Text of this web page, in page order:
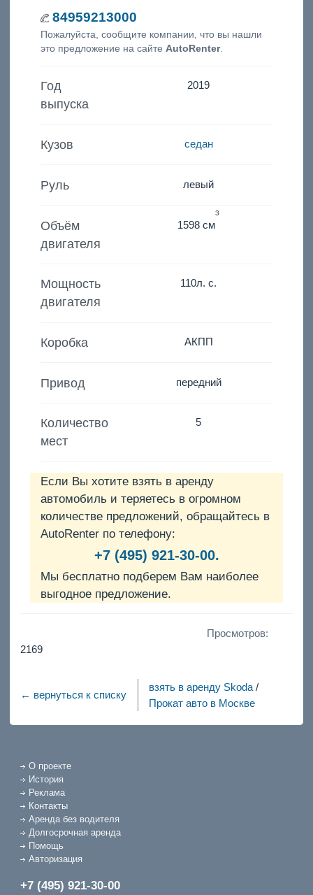
84959213000
Пожалуйста, сообщите компании, что вы нашли
это предложение на сайте AutoRenter.
Год
выпуска
2019
Кузов седан
Руль левый
Объём
двигателя
1598 см
3
Мощность
двигателя
110л. с.
Коробка АКПП
Привод передний
Количество
мест
5
Если Вы хотите взять в аренду
автомобиль и теряетесь в огромном
количестве предложений, обращайтесь в
AutoRenter по телефону:
+7 (495) 921-30-00.
Мы бесплатно подберем Вам наиболее
выгодное предложение.
Просмотров:
2169
← вернуться к списку
взять в аренду Skoda /
Прокат авто в Москве
О проекте
История
Реклама
Контакты
Аренда без водителя
Долгосрочная аренда
Помощь
Авторизация
+7 (495) 921-30-00